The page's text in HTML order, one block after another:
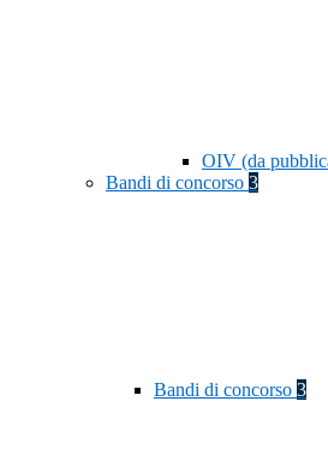
OIV (da
Bandi di concorso 3
Bandi di concorso 3